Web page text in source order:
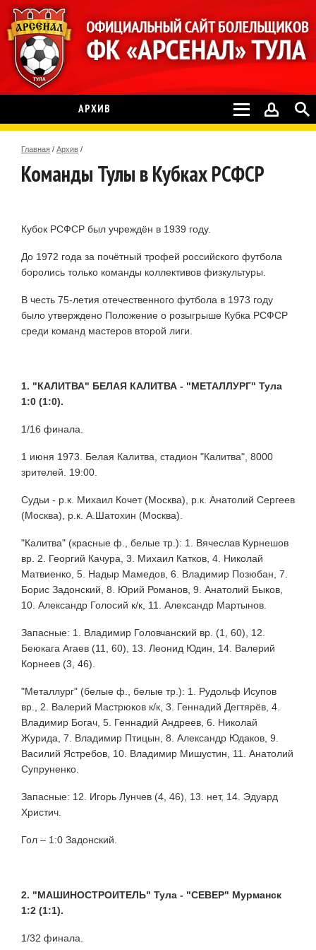
АРХИВ
Главная / Архив /
Команды Тулы в Кубках РСФСР
Кубок РСФСР был учреждён в 1939 году.
До 1972 года за почётный трофей российского футбола
боролись только команды коллективов физкультуры.
В честь 75-летия отечественного футбола в 1973 году
было утверждено Положение о розыгрыше Кубка РСФСР
среди команд мастеров второй лиги.
1. "КАЛИТВА" БЕЛАЯ КАЛИТВА - "МЕТАЛЛУРГ" Тула
1:0 (1:0).
1/16 финала.
1 июня 1973. Белая Калитва, стадион "Калитва", 8000
зрителей. 19:00.
Судьи - р.к. Михаил Кочет (Москва), р.к. Анатолий Сергеев
(Москва), р.к. А.Шатохин (Москва).
"Калитва" (красные ф., белые тр.): 1. Вячеслав Курнешов
вр. 2. Георгий Качура, 3. Михаил Катков, 4. Николай
Матвиенко, 5. Надыр Мамедов, 6. Владимир Позюбан, 7.
Борис Задонский, 8. Юрий Романов, 9. Анатолий Быков,
10. Александр Голосий к/к, 11. Александр Мартынов.
Запасные: 1. Владимир Головчанский вр. (1, 60), 12.
Беюкага Агаев (11, 60), 13. Леонид Юдин, 14. Валерий
Корнеев (3, 46).
"Металлург" (белые ф., белые тр.): 1. Рудольф Исупов
вр., 2. Валерий Мастрюков к/к, 3. Геннадий Дегтярёв, 4.
Владимир Богач, 5. Геннадий Андреев, 6. Николай
Журида, 7. Владимир Птицын, 8. Александр Юдаков, 9.
Василий Ястребов, 10. Владимир Мишустин, 11. Анатолий
Супруненко.
Запасные: 12. Игорь Лунчев (4, 46), 13. нет, 14. Эдуард
Христич.
Гол – 1:0 Задонский.
2. "МАШИНОСТРОИТЕЛЬ" Тула - "СЕВЕР" Мурманск
1:2 (1:1).
1/32 финала.